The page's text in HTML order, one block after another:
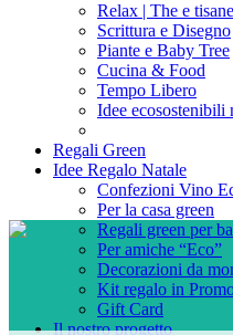
Relax | The e tisane
Scrittura e Disegno
Piante e Baby Tree
Cucina & Food
Tempo Libero
Idee ecosostenibili
Regali Green
Idee Regalo Natale
Confezioni Vino
Per la casa green
Regali green per
Per amiche “Eco”
Decorazioni da
Kit regalo in
Gift Card
Il nostro progetto